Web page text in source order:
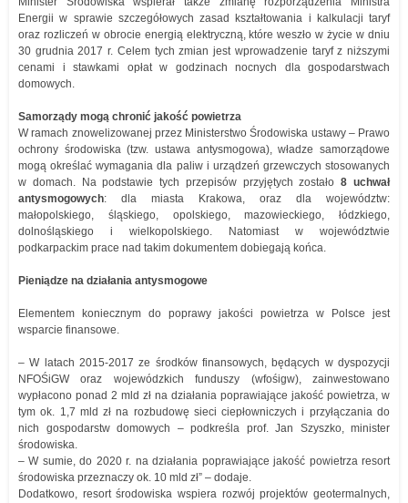
Energii w sprawie szczegółowych zasad kształtowania i kalkulacji taryf
oraz rozliczeń w obrocie energią elektryczną, które weszło w życie w dniu
30 grudnia 2017 r. Celem tych zmian jest wprowadzenie taryf z niższymi
cenami i stawkami opłat w godzinach nocnych dla gospodarstwach
domowych.
Samorządy mogą chronić jakość powietrza
W ramach znowelizowanej przez Ministerstwo Środowiska ustawy – Prawo
ochrony środowiska (tzw. ustawa antysmogowa), władze samorządowe
mogą określać wymagania dla paliw i urządzeń grzewczych stosowanych
w domach. Na podstawie tych przepisów przyjętych zostało8 uchwał
antysmogowych: dla miasta Krakowa, oraz dla województw:
małopolskiego, śląskiego, opolskiego, mazowieckiego, łódzkiego,
dolnośląskiego i wielkopolskiego. Natomiast w województwie
podkarpackim prace nad takim dokumentem dobiegają końca.
Pieniądze na działania antysmogowe
Elementem koniecznym do poprawy jakości powietrza w Polsce jest
wsparcie finansowe.
– W latach 2015-2017 ze środków finansowych, będących w dyspozycji
NFOŚiGW oraz wojewódzkich funduszy (wfośigw), zainwestowano
wypłacono ponad 2 mld zł na działania poprawiające jakość powietrza, w
tym ok. 1,7 mld zł na rozbudowę sieci ciepłowniczych i przyłączania do
nich gospodarstw domowych – podkreśla prof. Jan Szyszko, minister
środowiska.
– W sumie, do 2020 r. na działania poprawiające jakość powietrza resort
środowiska przeznaczy ok. 10 mld zł” – dodaje.
Dodatkowo, resort środowiska wspiera rozwój projektów geotermalnych,